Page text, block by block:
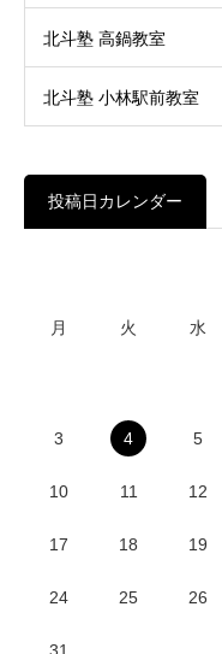
北斗塾 高鍋教室
北斗塾 小林駅前教室
投稿日カレンダー
月 火 水
3 4 5
10 11 12
17 18 19
24 25 26
31